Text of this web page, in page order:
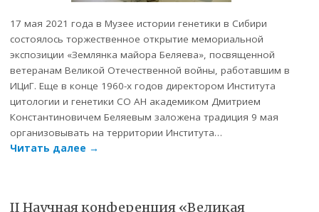
17 мая 2021 года в Музее истории генетики в Сибири
состоялось торжественное открытие мемориальной
экспозиции «Землянка майора Беляева», посвященной
ветеранам Великой Отечественной войны, работавшим в
ИЦиГ. Еще в конце 1960-х годов директором Института
цитологии и генетики СО АН академиком Дмитрием
Константиновичем Беляевым заложена традиция 9 мая
организовывать на территории Института…
Читать далее →
II Научная конференция «Великая